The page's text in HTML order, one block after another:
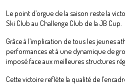
Le point d’orgue de la saison reste la
Ski Club au Challenge Club de la JB Cup.
Grâce à l’implication de tous les jeunes
performances et à une dynamique de
imposé face aux meilleures structures
Cette victoire reflète la qualité de